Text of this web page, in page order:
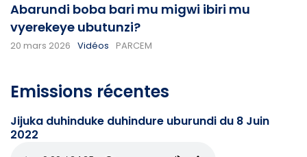
Abarundi boba bari mu migwi ibiri mu
vyerekeye ubutunzi?
20 mars 2026 Vidéos PARCEM
Emissions récentes
Jijuka duhinduke duhindure uburundi du 8 Juin
2022